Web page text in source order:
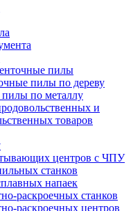
пилы
пилы по дереву
по металлу
и
товаров
центров с ЧПУ
станков
напаек
раскроечных станков
раскроечных центров